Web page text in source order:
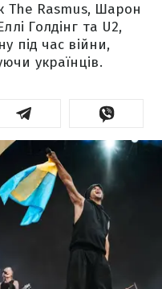
The Rasmus, Шарон
Голдінг та U2,
під час війни,
українців.